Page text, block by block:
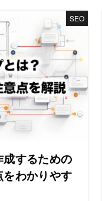
SEO
するための
わかりやす